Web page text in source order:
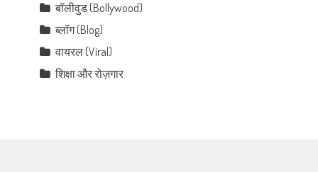
बॉलीवुड (Bollywood)
ब्लॉग (Blog)
वायरल (Viral)
शिक्षा और रोज़गार